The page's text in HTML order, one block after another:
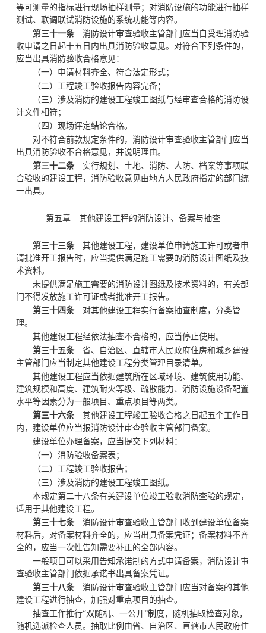
等可测量的指标进行现场抽样测量；对消防设施的功能进行抽样
测试、联调联试消防设施的系统功能等内容。
第三十一条 消防设计审查验收主管部门应当自受理消防验
收申请之日起十五日内出具消防验收意见。对符合下列条件的，
应当出具消防验收合格意见：
（一）申请材料齐全、符合法定形式；
（二）工程竣工验收报告内容完备；
（三）涉及消防的建设工程竣工图纸与经审查合格的消防设
计文件相符；
（四）现场评定结论合格。
对不符合前款规定条件的，消防设计审查验收主管部门应当
出具消防验收不合格意见，并说明理由。
第三十二条 实行规划、土地、消防、人防、档案等事项联
合验收的建设工程，消防验收意见由地方人民政府指定的部门统
一出具。
第五章 其他建设工程的消防设计、备案与抽查
第三十三条 其他建设工程，建设单位申请施工许可或者申
请批准开工报告时，应当提供满足施工需要的消防设计图纸及技
术资料。
未提供满足施工需要的消防设计图纸及技术资料的，有关部
门不得发放施工许可证或者批准开工报告。
第三十四条 对其他建设工程实行备案抽查制度，分类管
理。
其他建设工程经依法抽查不合格的，应当停止使用。
第三十五条 省、自治区、直辖市人民政府住房和城乡建设
主管部门应当制定其他建设工程分类管理目录清单。
其他建设工程应当依据建筑所在区域环境、建筑使用功能、
建筑规模和高度、建筑耐火等级、疏散能力、消防设施设备配置
水平等因素分为一般项目、重点项目等两类。
第三十六条 其他建设工程竣工验收合格之日起五个工作日
内，建设单位应当报消防设计审查验收主管部门备案。
建设单位办理备案，应当提交下列材料：
（一）消防验收备案表；
（二）工程竣工验收报告；
（三）涉及消防的建设工程竣工图纸。
本规定第二十八条有关建设单位竣工验收消防查验的规定，
适用于其他建设工程。
第三十七条 消防设计审查验收主管部门收到建设单位备案
材料后，对备案材料齐全的，应当出具备案凭证；备案材料不齐
全的，应当一次性告知需要补正的全部内容。
一般项目可以采用告知承诺制的方式申请备案，消防设计审
查验收主管部门依据承诺书出具备案凭证。
第三十八条 消防设计审查验收主管部门应当对备案的其他
建设工程进行抽查，加强对重点项目的抽查。
抽查工作推行“双随机、一公开”制度，随机抽取检查对象，
随机选派检查人员。抽取比例由省、自治区、直辖市人民政府住